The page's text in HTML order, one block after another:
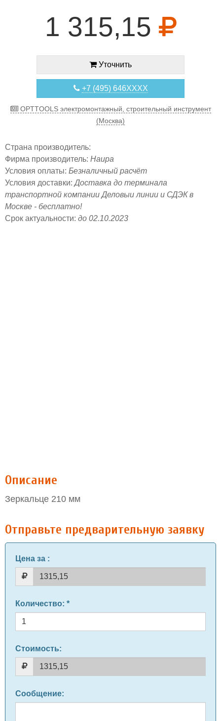
1 315,15
Уточнить
+7 (495) 646XXXX
OPTTOOLS электромонтажный, строительный инструмент
(Москва)
Страна производитель:
Фирма производитель: Haupa
Условия оплаты: Безналичный расчёт
Условия доставки:Доставка до терминала
транспортной компании Деловыи линии и СДЭК в
Москве - бесплатно!
Срок актуальности: до 02.10.2023
Описание
Зеркальце 210 мм
Отправьте предварительную заявку
Цена за :
Количество: *
Стоимость:
Сообщение: